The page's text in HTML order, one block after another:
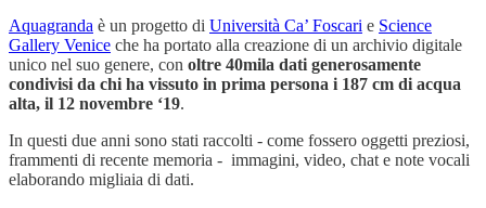
Aquagranda è un progetto di Università Ca’ Foscari e Science
Gallery Venice che ha portato alla creazione di un archivio digitale
unico nel suo genere, con oltre 40mila dati generosamente
condivisi da chi ha vissuto in prima persona i 187 cm di acqua
alta, il 12 novembre ‘19.
In questi due anni sono stati raccolti - come fossero oggetti preziosi,
frammenti di recente memoria - immagini, video, chat e note vocali
elaborando migliaia di dati.